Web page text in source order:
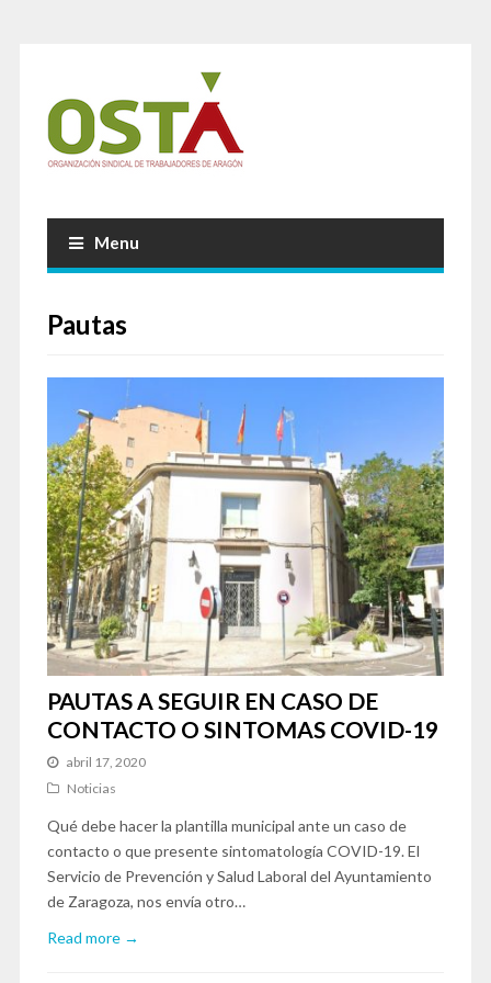
Menu
Pautas
PAUTAS A SEGUIR EN CASO DE
CONTACTO O SINTOMAS COVID-19
abril 17, 2020
Noticias
Qué debe hacer la plantilla municipal ante un caso de
contacto o que presente sintomatología COVID-19. El
Servicio de Prevención y Salud Laboral del Ayuntamiento
de Zaragoza, nos envía otro…
Read more →